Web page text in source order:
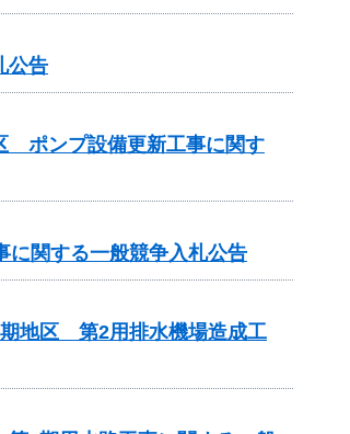
公告
ポンプ設備更新工事に関す
関する一般競争入札公告
地区 第2用排水機場造成工